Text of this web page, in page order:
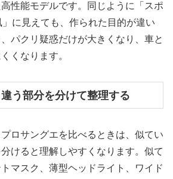
性能モデルです。同じように「スポ
に見えても、作られた目的が違い
パクリ疑惑だけが大きくなり、車と
くなります。
う部分を分けて整理する
ロサングエを比べるときは、似てい
けると理解しやすくなります。似て
マスク、薄型ヘッドライト、ワイド